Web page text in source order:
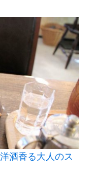
酒香る大人のス